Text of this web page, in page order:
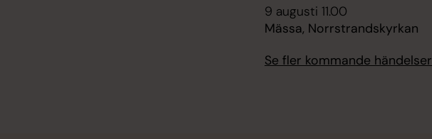
9 augusti 11.00
Mässa, Norrstrandskyrkan
Se fler kommande händelser